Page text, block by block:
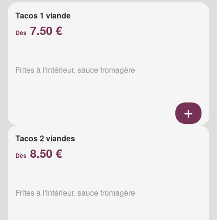
Tacos 1 viande
Dès 7.50 €
Frites à l'intérieur, sauce fromagère
Tacos 2 viandes
Dès 8.50 €
Frites à l'intérieur, sauce fromagère